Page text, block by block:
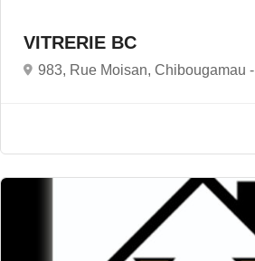
VITRERIE BC
983, Rue Moisan, Chibougamau -